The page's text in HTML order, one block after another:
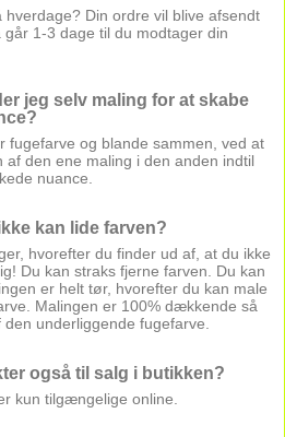
hverdage? Din ordre vil blive afsendt
1-3 dage til du modtager din
jeg selv maling for at skabe
fugefarve og blande sammen, ved at
den ene maling i den anden indtil
nuance.
kan lide farven?
hvorefter du finder ud af, at du ikke
Du kan straks fjerne farven. Du kan
er helt tør, hvorefter du kan male
Malingen er 100% dækkende så
underliggende fugefarve.
også til salg i butikken?
kun tilgængelige online.